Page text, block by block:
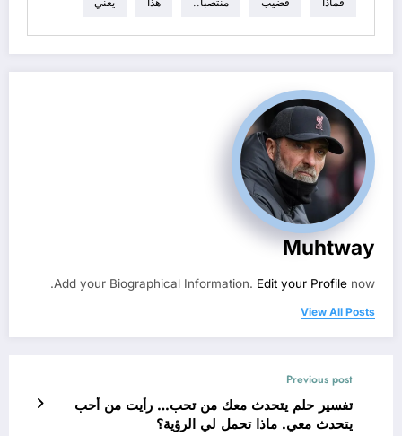
Muhtway
Add your Biographical Information. Edit your Profile now.
View All Posts
Previous post
تفسير حلم يتحدث معك من تحب… رأيت من أحب
يتحدث معي. ماذا تحمل لي الرؤية؟